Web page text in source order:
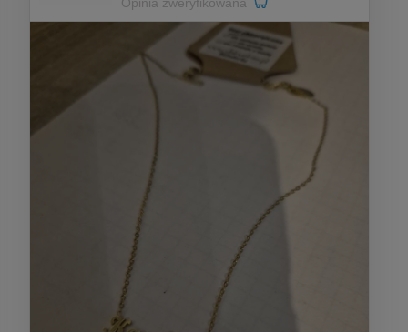
Opinia zweryfikowana